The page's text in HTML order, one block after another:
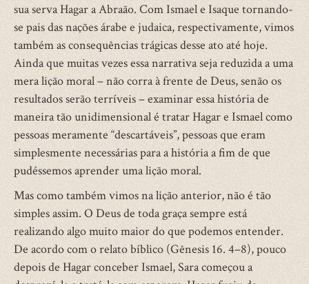
sua serva Hagar a Abraão. Com Ismael e Isaque tornando-
se pais das nações árabe e judaica, respectivamente, vimos
também as consequências trágicas desse ato até hoje.
Ainda que muitas vezes essa narrativa seja reduzida a uma
mera lição moral – não corra à frente de Deus, senão os
resultados serão terríveis – examinar essa história de
maneira tão unidimensional é tratar Hagar e Ismael como
pessoas meramente “descartáveis”, pessoas que eram
simplesmente necessárias para a história a fim de que
pudéssemos aprender uma lição moral.
Mas como também vimos na lição anterior, não é tão
simples assim. O Deus de toda graça sempre está
realizando algo muito maior do que podemos entender.
De acordo com o relato bíblico (Gênesis 16. 4–8), pouco
depois de Hagar conceber Ismael, Sara começou a